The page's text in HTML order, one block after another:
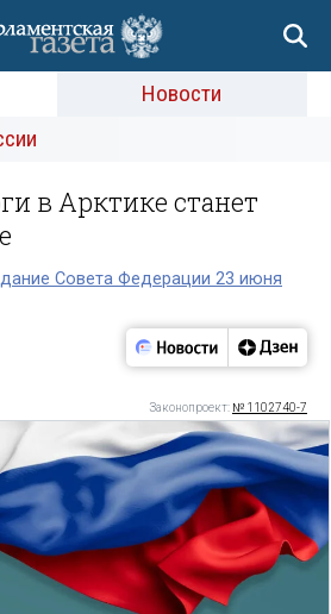
Новости
в Арктике станет
Совета Федерации 23 июня
Законопроект: № 1102740-7